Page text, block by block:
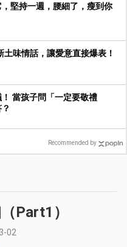
堅持一週，腰細了，瘦到你
味情話，讓愛意直接爆表！
當孩子問「一定要敬禮
Recommended by
Part1）
02